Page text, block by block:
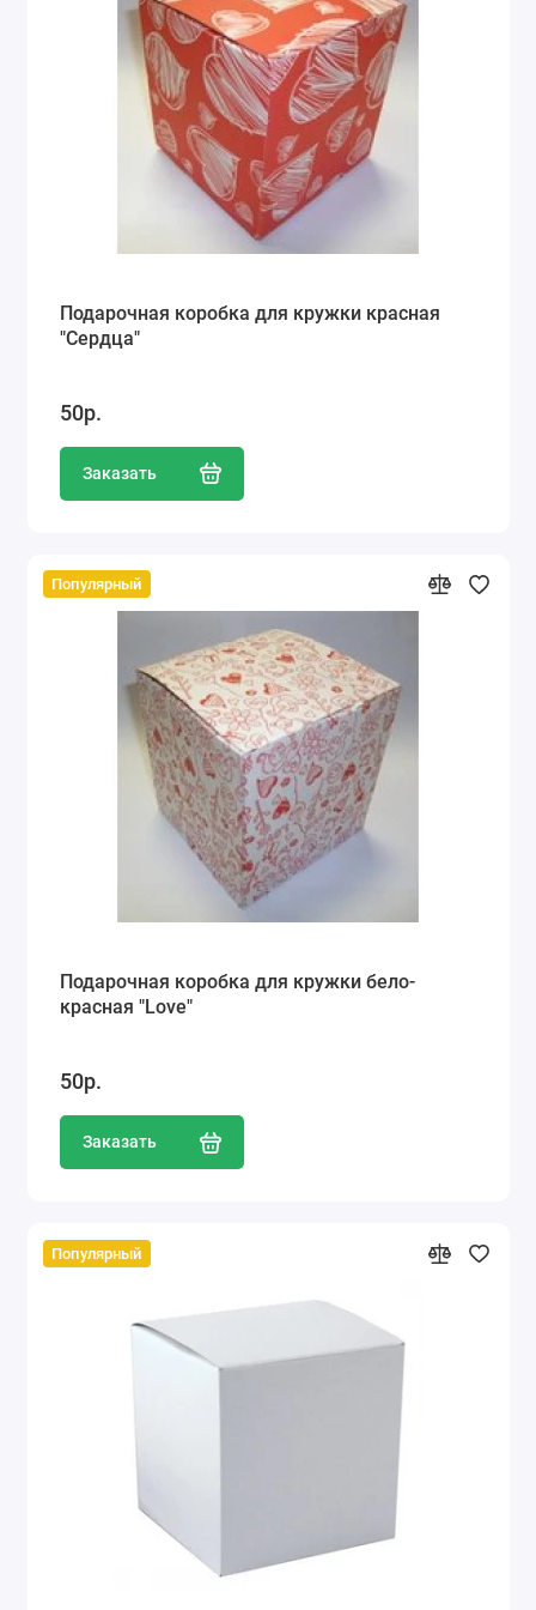
Подарочная коробка для кружки красная
"Сердца"
50р.
Заказать
Популярный
Подарочная коробка для кружки бело-
красная "Love"
50р.
Заказать
Популярный